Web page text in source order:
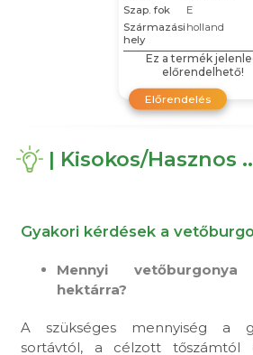
Szap. fok
E
Származási
hely
holland
Ez a termék
előrendelhető!
Előrendelés
| Kisokos/Hasznos
Gyakori kérdések a
Mennyi
hektárra?
A szükséges mennyiség a
sortávtól, a célzott tőszámtól